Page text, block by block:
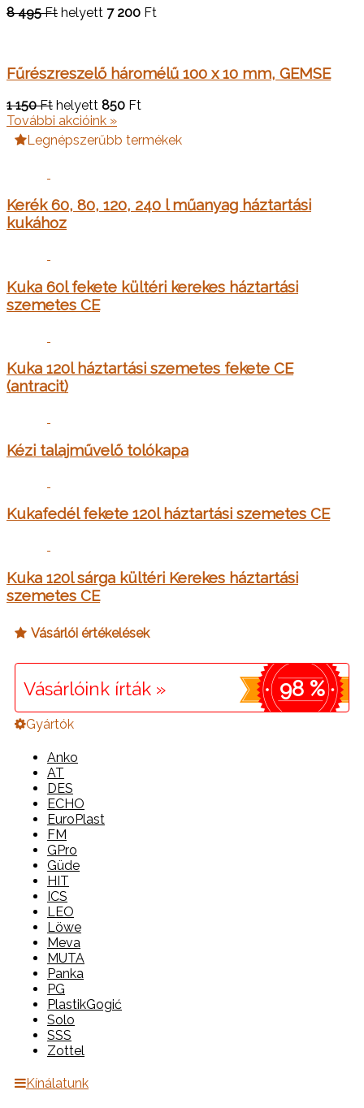
8 495 Ft helyett 7 200 Ft
Fűrészreszelő háromélű 100 x 10 mm, GEMSE
1 150 Ft helyett 850 Ft
További akcióink »
Legnépszerűbb termékek
Kerék 60, 80, 120, 240 l műanyag háztartási
kukához
Kuka 60l fekete kültéri kerekes háztartási
szemetes CE
Kuka 120l háztartási szemetes fekete CE
(antracit)
Kézi talajművelő tolókapa
Kukafedél fekete 120l háztartási szemetes CE
Kuka 120l sárga kültéri Kerekes háztartási
szemetes CE
Vásárlói értékelések
Vásárlóink írták » 98 %
Gyártók
Anko
AT
DES
ECHO
EuroPlast
FM
GPro
Güde
HIT
ICS
LEO
Löwe
Meva
MUTA
Panka
PG
PlastikGogić
Solo
SSS
Zottel
Kínálatunk